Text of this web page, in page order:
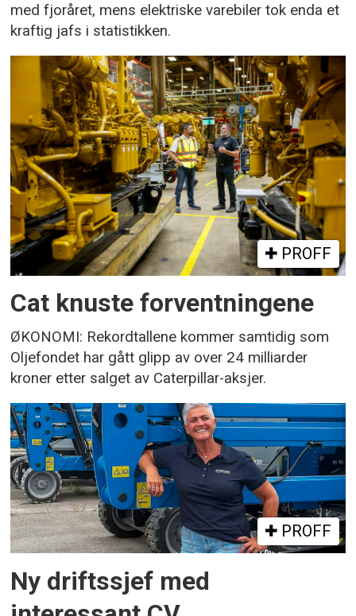
med fjoråret, mens elektriske varebiler tok enda et
kraftig jafs i statistikken.
PROFF
Cat knuste forventningene
ØKONOMI: Rekordtallene kommer samtidig som
Oljefondet har gått glipp av over 24 milliarder
kroner etter salget av Caterpillar-aksjer.
PROFF
Ny driftssjef med